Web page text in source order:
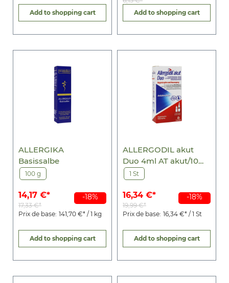
Add to shopping cart
Add to shopping cart
-18%
ALLERGIKA
Basissalbe
100 g
14,17 €*
17,33 €*
Prix de base: 141,70 €* / 1 kg
Add to shopping cart
-18%
ALLERGODIL akut
Duo 4ml AT akut/10ml
NS akut
1 St
16,34 €*
19,99 €*
Prix de base: 16,34 €* / 1 St
Add to shopping cart